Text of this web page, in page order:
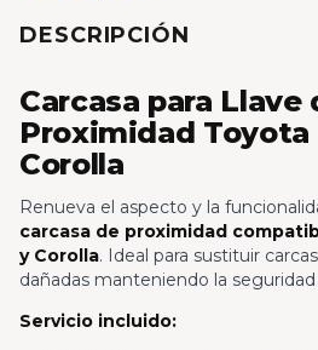
DESCRIPCIÓN
Carcasa para Llave
Proximidad Toyota
Corolla
Renueva el aspecto y la
carcasa de proximidad
y Corolla. Ideal para sustituir
dañadas manteniendo la
Servicio incluido: